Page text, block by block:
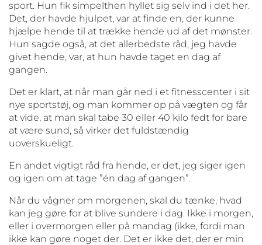
sport. Hun fik simpelthen hyllet sig selv ind i det her.
Det, der havde hjulpet, var at finde en, der kunne
hjælpe hende til at trække hende ud af det mønster.
Hun sagde også, at det allerbedste råd, jeg havde
givet hende, var, at hun havde taget en dag af
gangen.
Det er klart, at når man går ned i et fitnesscenter i sit
nye sportstøj, og man kommer op på vægten og får
at vide, at man skal tabe 30 eller 40 kilo fedt for bare
at være sund, så virker det fuldstændig
uoverskueligt.
En andet vigtigt råd fra hende, er det, jeg siger igen
og igen om at tage ”én dag af gangen”.
Når du vågner om morgenen, skal du tænke, hvad
kan jeg gøre for at blive sundere i dag. Ikke i morgen,
eller i overmorgen eller på mandag (ikke, fordi man
ikke kan gøre noget der. Det er ikke det, der er min